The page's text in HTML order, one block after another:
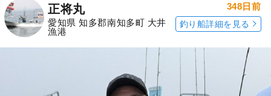
正将丸
愛知県 知多郡南知多町 大井
漁港
348日前
釣り船詳細を見る